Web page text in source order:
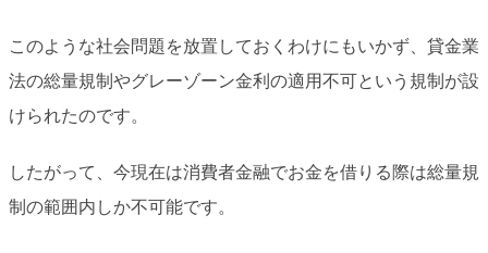
このような社会問題を放置しておくわけにもいかず、貸金業
法の総量規制やグレーゾーン金利の適用不可という規制が設
けられたのです。
したがって、今現在は消費者金融でお金を借りる際は総量規
制の範囲内しか不可能です。